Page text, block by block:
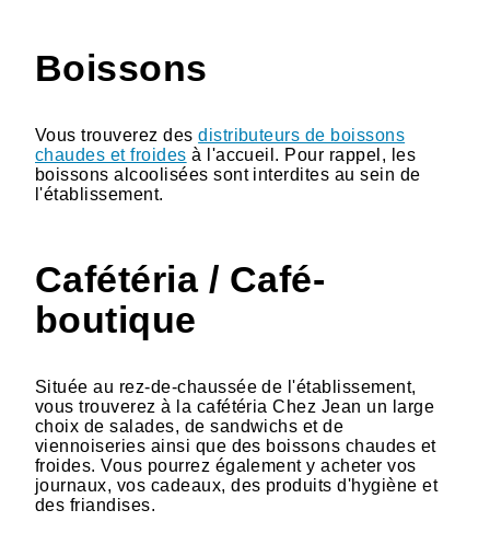
Boissons
Vous trouverez desdistributeurs de boissons
chaudes et froides à l'accueil. Pour rappel, les
boissons alcoolisées sont interdites au sein de
l'établissement.
Cafétéria / Café-
boutique
Située au rez-de-chaussée de l'établissement,
vous trouverez à la cafétéria Chez Jean un large
choix de salades, de sandwichs et de
viennoiseries ainsi que des boissons chaudes et
froides. Vous pourrez également y acheter vos
journaux, vos cadeaux, des produits d'hygiène et
des friandises.